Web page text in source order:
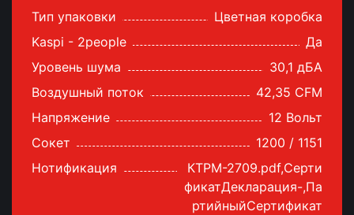
Тип упаковки
Цветная коробка
Kaspi - 2people
Да
Уровень шума
30,1 дБА
Воздушный поток
42,35 CFM
Напряжение
12 Вольт
Сокет
1200 / 1151
Нотификация
КТРМ-2709.pdf,Серти
фикатДекларация-,Па
ртийныйСертификат